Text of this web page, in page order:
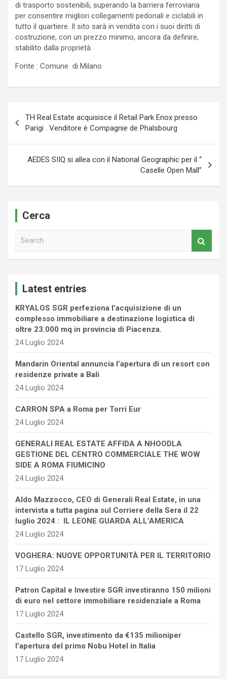
di trasporto sostenibili, superando la barriera ferroviaria
per consentire migliori collegamenti pedonali e ciclabili in
tutto il quartiere. Il sito sarà in vendita con i suoi diritti di
costruzione, con un prezzo minimo, ancora da definire,
stabilito dalla proprietà.
Fonte : Comune di Milano
articoli
TH Real Estate acquisisce il Retail Park Enox presso
Parigi . Venditore è Compagnie de Phalsbourg
AEDES SIIQ si allea con il National Geographic per il “
Caselle Open Mall”
Cerca
Latest entries
KRYALOS SGR perfeziona l’acquisizione di un
complesso immobiliare a destinazione logistica di
oltre 23.000 mq in provincia di Piacenza.
24 Luglio 2024
Mandarin Oriental annuncia l’apertura di un resort con
residenze private a Bali
24 Luglio 2024
CARRON SPA a Roma per Torri Eur
24 Luglio 2024
GENERALI REAL ESTATE AFFIDA A NHOODLA
GESTIONE DEL CENTRO COMMERCIALE THE WOW
SIDE A ROMA FIUMICINO
24 Luglio 2024
Aldo Mazzocco, CEO di Generali Real Estate, in una
intervista a tutta pagina sul Corriere della Sera il 22
luglio 2024 : IL LEONE GUARDA ALL’AMERICA
24 Luglio 2024
VOGHERA: NUOVE OPPORTUNITÀ PER IL TERRITORIO
17 Luglio 2024
Patron Capital e Investire SGR investiranno 150 milioni
di euro nel settore immobiliare residenziale a Roma
17 Luglio 2024
Castello SGR, investimento da €135 milioniper
l’apertura del primo Nobu Hotel in Italia
17 Luglio 2024